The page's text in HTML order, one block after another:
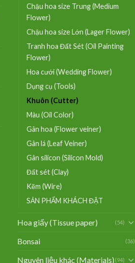
Chậu hoa size Trung (Medium
Flower)
Chậu hoa size Lớn (Lager Flower)
Tranh hoa Đất Sét (Oil Painting
Flower)
Hoa cưới (Wedding Flower)
Dụng cụ (Tools)
Khuôn (Cutter)
Màu (Oil Color)
Gân hoa (Flower veiner)
Gân lá (Leaf Veiner)
Gân silicon (Silicon Mold)
Đất sét (Clay)
Kẽm (Wire)
SẢN PHẨM KHÁCH ĐẶT
Hoa giấy (Tissue paper) (54)
Bonsai (36)
Nguyên liệu khác (Materials) (94)